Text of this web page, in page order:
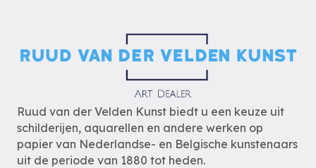
Ruud van der Velden Kunst biedt u een keuze uit
schilderijen, aquarellen en andere werken op
papier van Nederlandse- en Belgische kunstenaars
uit de periode van 1880 tot heden.